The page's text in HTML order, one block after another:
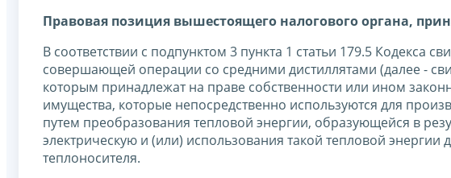
Правовая позиция вышестоящего налогового органа,
В соответствии с подпунктом 3 пункта 1 статьи 179.5 Кодекса
совершающей операции со средними дистиллятами (далее -
которым принадлежат на праве собственности или ином
имущества, которые непосредственно используются для
путем преобразования тепловой энергии, образующейся в
электрическую и (или) использования такой тепловой
теплоносителя.